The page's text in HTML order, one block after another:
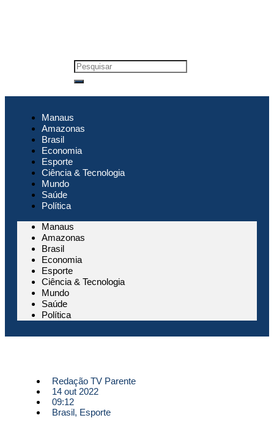
Manaus
Amazonas
Brasil
Economia
Esporte
Ciência & Tecnologia
Mundo
Saúde
Política
Manaus
Amazonas
Brasil
Economia
Esporte
Ciência & Tecnologia
Mundo
Saúde
Política
Redação TV Parente
14 out 2022
09:12
Brasil, Esporte